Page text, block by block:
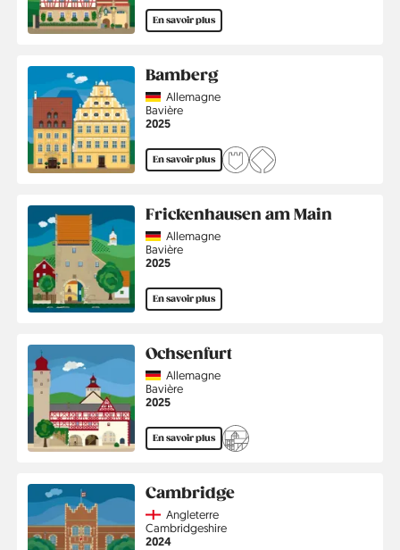
En savoir plus
Bamberg
CountryAllemagne
Région
Bavière
Année
2025
En savoir plus
Frickenhausen am Main
CountryAllemagne
Région
Bavière
Année
2025
En savoir plus
Ochsenfurt
CountryAllemagne
Région
Bavière
Année
2025
En savoir plus
Cambridge
CountryAngleterre
Région
Cambridgeshire
Année
2024